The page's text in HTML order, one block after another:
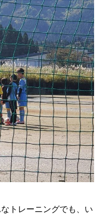
トレーニングでも、い